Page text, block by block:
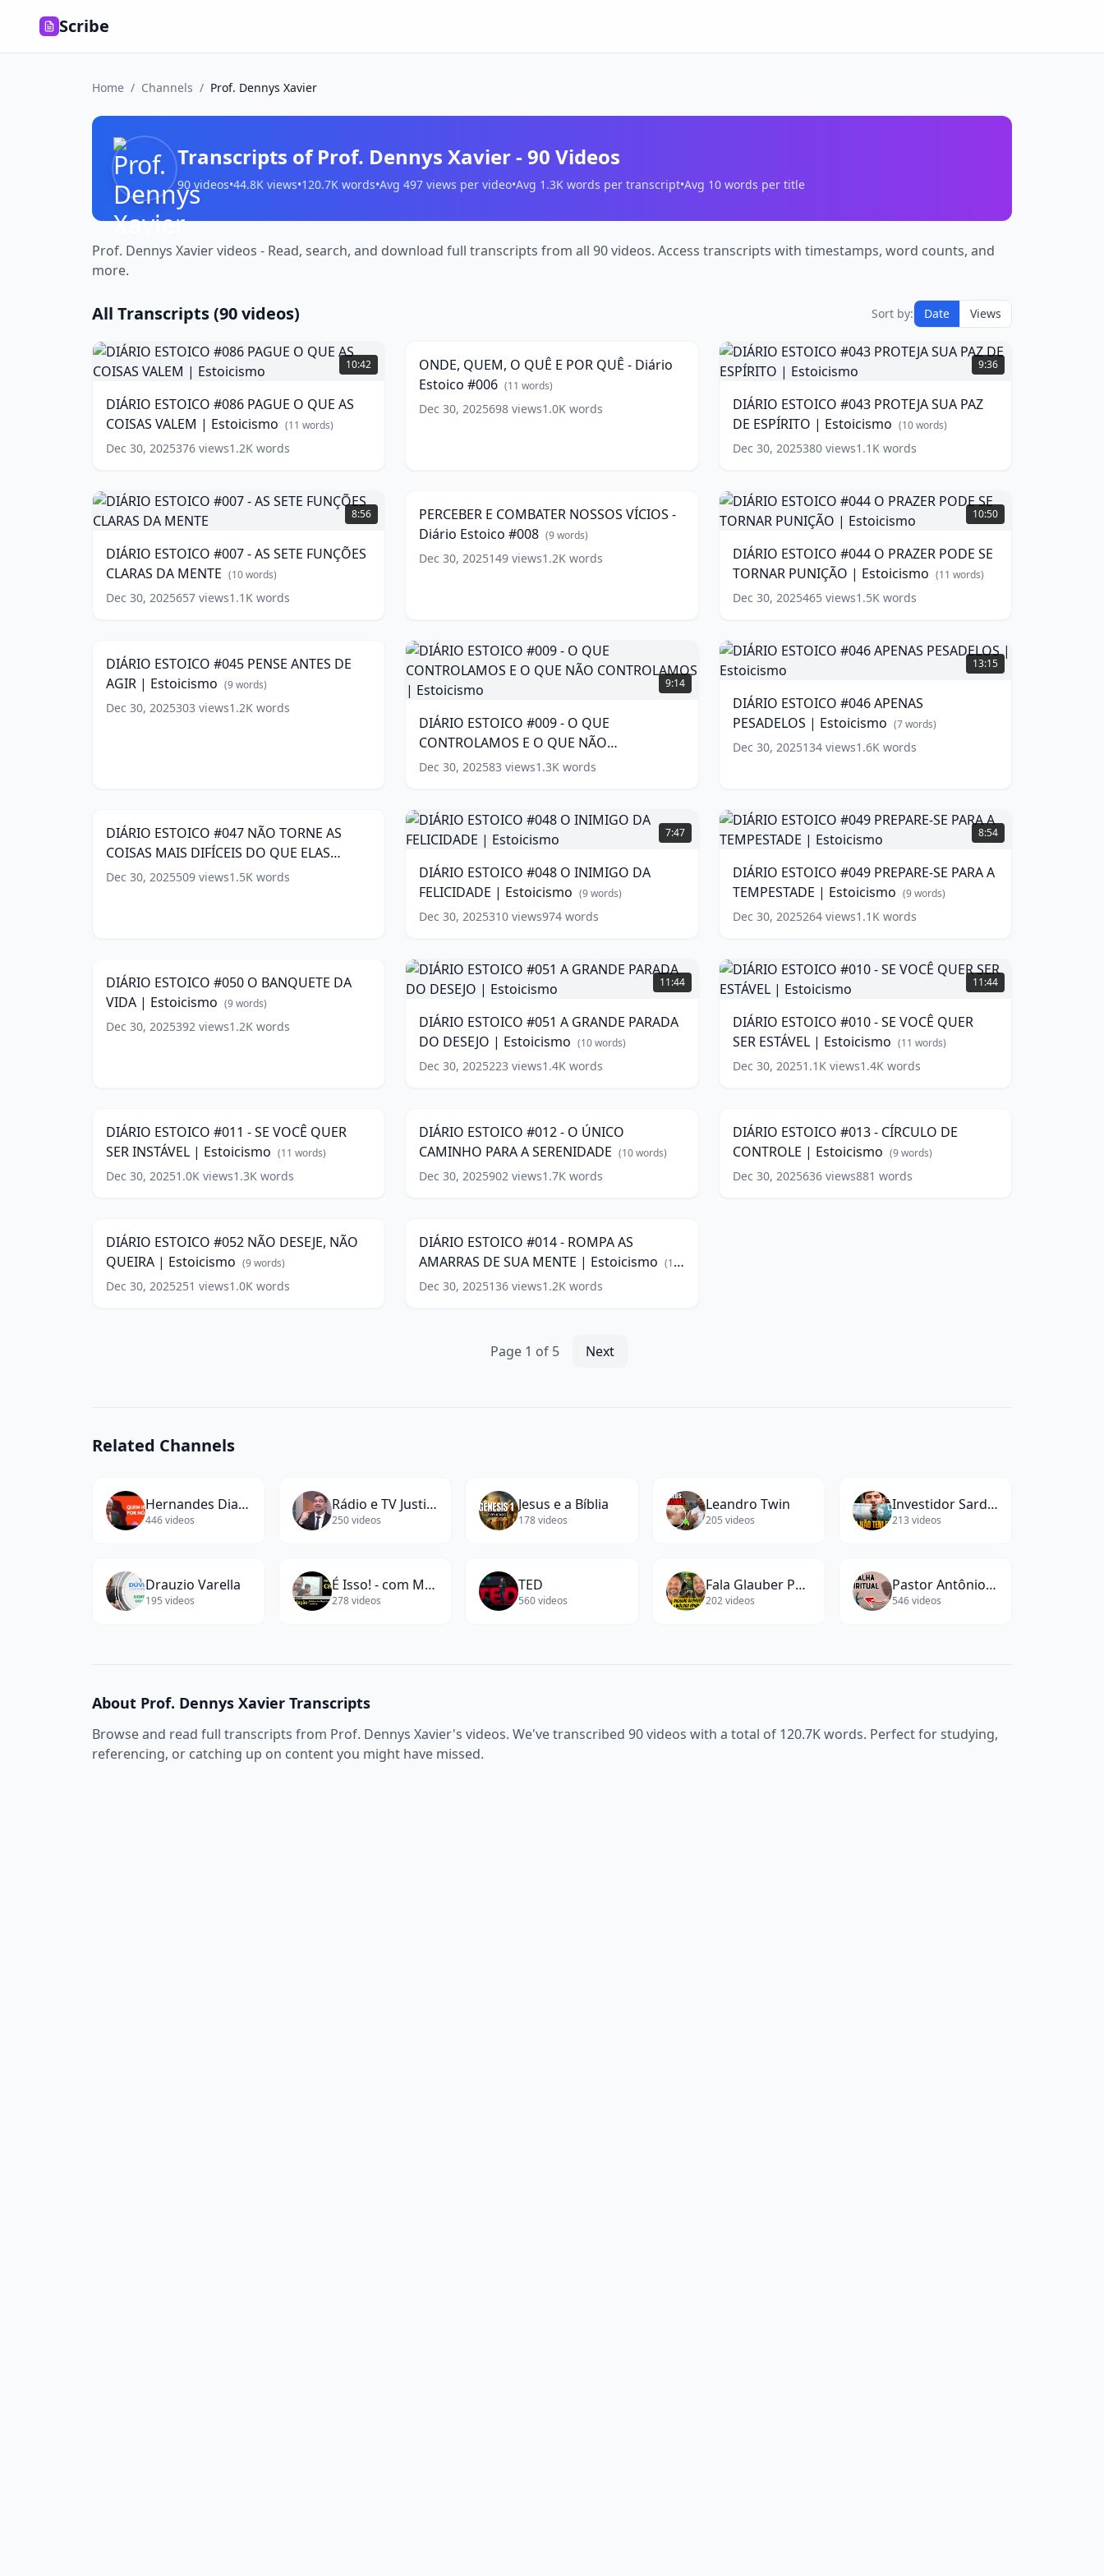
Scribe
Home / Channels / Prof. Dennys Xavier
Transcripts ofProf. Dennys Xavier- 90 Videos
90 videos•44.8K views•120.7K words•Avg 497 views per video•Avg 1.3K words per transcript•Avg 10 words per title
Prof. Dennys Xavier videos - Read, search, and download full transcripts from all 90 videos. Access transcripts with timestamps, word counts, and
more.
All Transcripts (90videos) Sort by: Date
Views
DIÁRIO
ESTOICO
#086
PAGUE
O
QUE
AS
COISAS
|
Estoicismo ( 11
words)
10:42
DIÁRIO ESTOICO #086 PAGUE O QUE AS
COISAS VALEM | Estoicismo (11 words)
Dec 30, 2025376 views1.2K words
E
POR
QUÊ
-
ONDE, QUEM, O QUÊ E POR QUÊ - Diário
Estoico #006 (11 words)
Dec 30, 2025698 views1.0K words
DIÁRIO
ESTOICO
#043
PROTEJA
SUA
PAZ
DE
ESPÍRITO
Estoicismo
words)
9:36
DIÁRIO ESTOICO #043 PROTEJA SUA PAZ
DE ESPÍRITO | Estoicismo (10words)
Dec 30, 2025380views1.1Kwords
DIÁRIO
ESTOICO
#007
AS
SETE
FUNÇÕES
CLARAS
words)
8:56
DIÁRIO ESTOICO #007 - AS SETE FUNÇÕES
CLARAS DA MENTE (10words)
Dec 30, 2025657 views1.1K words
VÍCIOS
-
Diário
Estoico
PERCEBER E COMBATER NOSSOS VÍCIOS -
Diário Estoico #008 (9words)
Dec 30, 2025149 views1.2K words
DIÁRIO
ESTOICO
#044
PRAZER
PODE
SE
TORNAR
|
Estoicismo ( 11
words)
10:50
DIÁRIO ESTOICO #044 O PRAZER PODE SE
TORNAR PUNIÇÃO | Estoicismo (11 words)
Dec 30, 2025465 views1.5Kwords
DIÁRIO
PENSE
ANTES
DE
AGIR
|
DIÁRIO ESTOICO #045 PENSE ANTES DE
AGIR | Estoicismo (9words)
Dec 30, 2025303 views1.2K words
DIÁRIO
ESTOICO
#009
O
QUE
CONTROLAMOS
E
QUE
NÃO
CONTROLAMOS
Estoicismo ( 14
words)
9:14
DIÁRIO ESTOICO #009 - O QUE
CONTROLAMOS E O QUE NÃO
CONTROLAMOS | Estoicismo
Dec 30, 202583 views1.3K words
DIÁRIO
ESTOICO
#046
APENAS
PESADELOS
|
Estoicismo (7
13:15
DIÁRIO ESTOICO #046 APENAS
PESADELOS | Estoicismo (7words)
Dec 30, 2025134views1.6Kwords
NÃO
TORNE
AS
COISAS
MAIS
SER
|
words)
DIÁRIO ESTOICO #047 NÃO TORNE AS
COISAS MAIS DIFÍCEIS DO QUE ELAS
PRECISAM SER | Estoicismo (16
Dec 30, 2025509 views1.5K words
DIÁRIO
ESTOICO
#048
INIMIGO
DA
FELICIDADE
|
words)
7:47
DIÁRIO ESTOICO #048 O INIMIGO DA
FELICIDADE | Estoicismo (9words)
Dec 30, 2025310 views974 words
DIÁRIO
ESTOICO
#049
PREPARE-
SE
PARA
A
TEMPESTADE
Estoicismo
words)
8:54
DIÁRIO ESTOICO #049 PREPARE-SE PARA A
TEMPESTADE | Estoicismo (9words)
Dec 30, 2025264views1.1Kwords
BANQUETE
DA
VIDA
|
DIÁRIO ESTOICO #050 O BANQUETE DA
VIDA | Estoicismo (9words)
Dec 30, 2025392 views1.2K words
DIÁRIO
ESTOICO
#051
GRANDE
PARADA
DO
DESEJO
words)
11:44
DIÁRIO ESTOICO #051 A GRANDE PARADA
DO DESEJO | Estoicismo (10words)
Dec 30, 2025223 views1.4K words
DIÁRIO
ESTOICO
#010
SE
VOCÊ
QUER
SER
Estoicismo (11
11:44
DIÁRIO ESTOICO #010 - SE VOCÊ QUER
SER ESTÁVEL | Estoicismo (11 words)
Dec 30, 20251.1Kviews1.4Kwords
SE
VOCÊ
QUER
SER
Estoicismo (11
DIÁRIO ESTOICO #011 - SE VOCÊ QUER
SER INSTÁVEL | Estoicismo (11 words)
Dec 30, 20251.0K views1.3K words
DIÁRIO
O
ÚNICO
CAMINHO
PARA
words)
DIÁRIO ESTOICO #012 - O ÚNICO
CAMINHO PARA A SERENIDADE (10words)
Dec 30, 2025902 views1.7K words
DIÁRIO
CÍRCULO
DE
CONTROLE
|
DIÁRIO ESTOICO #013 - CÍRCULO DE
CONTROLE | Estoicismo (9words)
Dec 30, 2025636views881 words
DIÁRIO
NÃO
DESEJE,
NÃO
QUEIRA
|
DIÁRIO ESTOICO #052 NÃO DESEJE, NÃO
QUEIRA | Estoicismo (9words)
Dec 30, 2025251 views1.0K words
DIÁRIO
ROMPA
AS
AMARRAS
DE
DIÁRIO ESTOICO #014 - ROMPA AS
AMARRAS DE SUA MENTE | Estoicismo (12
words)
Dec 30, 2025136 views1.2K words
Page 1 of 5 Next
Related Channels
Hernandes Dias Lopes
446videos
Rádio e TV Justiça
250videos
Jesus e a Bíblia
178videos
Leandro Twin
205 videos
Investidor Sardinha l Raul Sena
213 videos
Drauzio Varella
195 videos
É Isso! - com Marco Evangelista
278videos
TED
560videos
Fala Glauber Podcast
202videos
Pastor Antônio Júnior
546videos
About Prof. Dennys Xavier Transcripts
Browse and read full transcripts from Prof. Dennys Xavier's videos. We've transcribed 90videos with a total of 120.7Kwords. Perfect for studying,
referencing, or catching up on content you might have missed.